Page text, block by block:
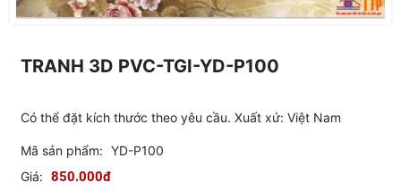
TRANH 3D PVC-TGI-YD-P100
Có thể đặt kích thước theo yêu cầu. Xuất xứ: Việt Nam
Mã sản phẩm: YD-P100
Giá: 850.000đ